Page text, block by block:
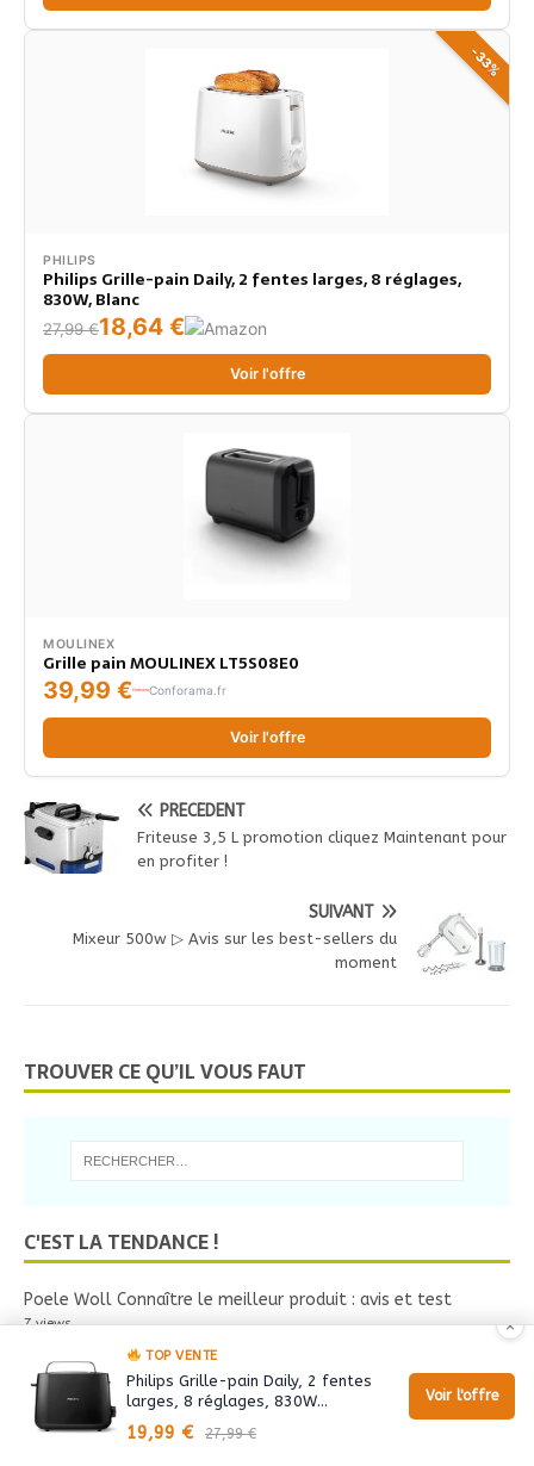
-33%
PHILIPS
Philips Grille-pain Daily, 2 fentes larges, 8 réglages,
830W, Blanc
27,99 €18,64 €
Voir l'offre
MOULINEX
Grille pain MOULINEX LT5S08E0
39,99 € Conforama.fr
Voir l'offre
PRÉCÉDENT
Friteuse 3,5 L promotion cliquez Maintenant pour
en profiter !
SUIVANT
Mixeur 500w ▷ Avis sur les best-sellers du
moment
TROUVER CE QU’IL VOUS FAUT
C'EST LA TENDANCE !
Poele Woll Connaître le meilleur produit : avis et test
7 views
Test Casserole Kopf -14 % cliquez ICI pour en bénéficier
6 views
Grille Pain Wmf Kitchenminis Pas Cher ◁
×
TOP VENTE
Philips Grille-pain Daily, 2 fentes
larges, 8 réglages, 830W…
19,99 € 27,99 €
Voir l'offre